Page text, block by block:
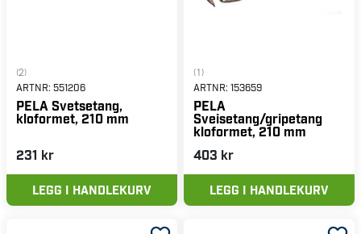
(2)
ARTNR: 551206
PELA Svetsetang,
kloformet, 210 mm
231 kr
LEGG I HANDLEKURV
(1)
ARTNR: 153659
PELA
Sveisetang/gripetang
kloformet, 210 mm
403 kr
LEGG I HANDLEKURV